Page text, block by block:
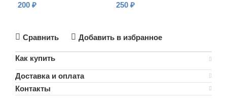
200 ₽
250 ₽
Сравнить Добавить в избранное
Как купить
Доставка и оплата
Контакты